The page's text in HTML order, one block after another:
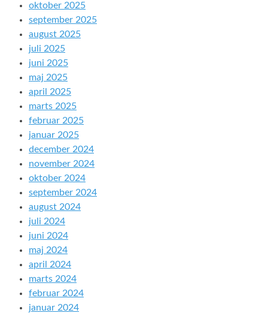
oktober 2025
september 2025
august 2025
juli 2025
juni 2025
maj 2025
april 2025
marts 2025
februar 2025
januar 2025
december 2024
november 2024
oktober 2024
september 2024
august 2024
juli 2024
juni 2024
maj 2024
april 2024
marts 2024
februar 2024
januar 2024